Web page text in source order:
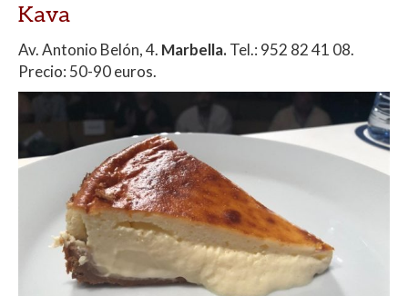
Kava
Av. Antonio Belón, 4. Marbella.Tel.: 952 82 41 08.
Precio: 50-90 euros.